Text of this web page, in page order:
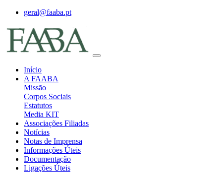
geral@faaba.pt
Início
A FAABA
Missão
Corpos Sociais
Estatutos
Media KIT
Associações Filiadas
Notícias
Notas de Imprensa
Informações Úteis
Documentação
Ligações Úteis